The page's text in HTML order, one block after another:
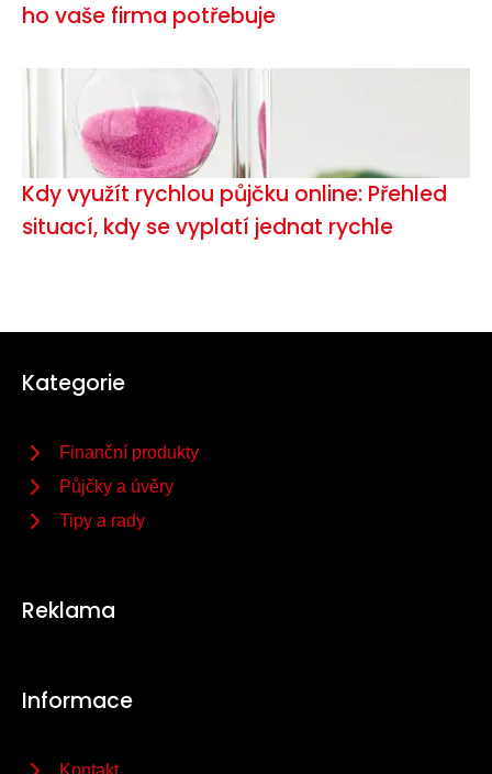
ho vaše firma potřebuje
Kdy využít rychlou půjčku online: Přehled
situací, kdy se vyplatí jednat rychle
Kategorie
Finanční produkty
Půjčky a úvěry
Tipy a rady
Reklama
Informace
Kontakt